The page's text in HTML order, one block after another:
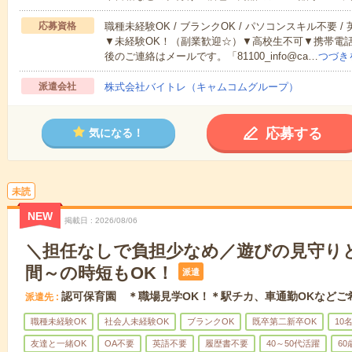
応募資格
職種未経験OK / ブランクOK / パソコンスキル不要 /
▼未経験OK！（副業歓迎☆）▼高校生不可▼携帯電
後のご連絡はメールです。「81100_info@ca…つづき
派遣会社 株式会社バイトレ（キャムコムグループ）
気になる！ 応募する
未読
NEW 掲載日 2026/08/06
＼担任なしで負担少なめ／遊びの見守り
間～の時短もOK！
派遣
派遣先 認可保育園 ＊職場見学OK！＊駅チカ、車通勤OKなどご
職種未経験OK 社会人未経験OK ブランクOK 既卒第二新卒OK 10
友達と一緒OK OA不要 英語不要 履歴書不要 40～50代活躍 60